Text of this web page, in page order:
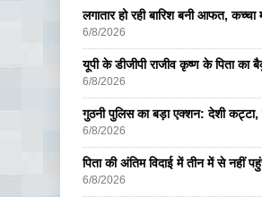
लगातार हो रही बारिश बनी आफत,
6/8/2026
यूपी के डीजीपी राजीव कृष्ण के पिता का
6/8/2026
गुठनी पुलिस का बड़ा एक्शन: देशी कट्टा,
6/8/2026
पिता की अंतिम विदाई में तीन में से नहीं
6/8/2026